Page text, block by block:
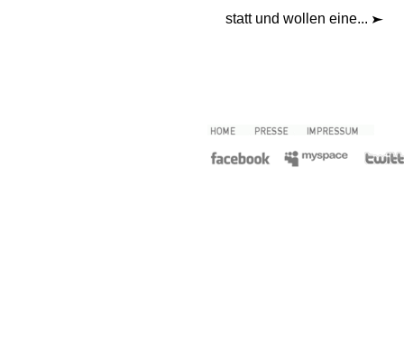
statt und wollen eine...